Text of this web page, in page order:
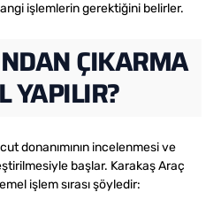
işlemlerin gerektiğini belirler.
ÇIKARMA
YAPILIR?
donanımının incelenmesi ve
başlar. Karakaş Araç
işlem sırası şöyledir: